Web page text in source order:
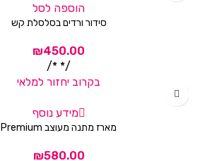
הוספה לסל
סידור ורדים בסלסלת קש
/* */
בקרוב יחזור למלאי
מידע נוסף
מארז מתנה מעוצב Premium